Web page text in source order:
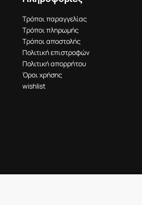
Τρόποι παραγγελίας
Τρόποι πληρωμής
Τρόποι αποστολής
Πολιτική επιστροφών
Πολιτική απορρήτου
Όροι χρήσης
wishlist